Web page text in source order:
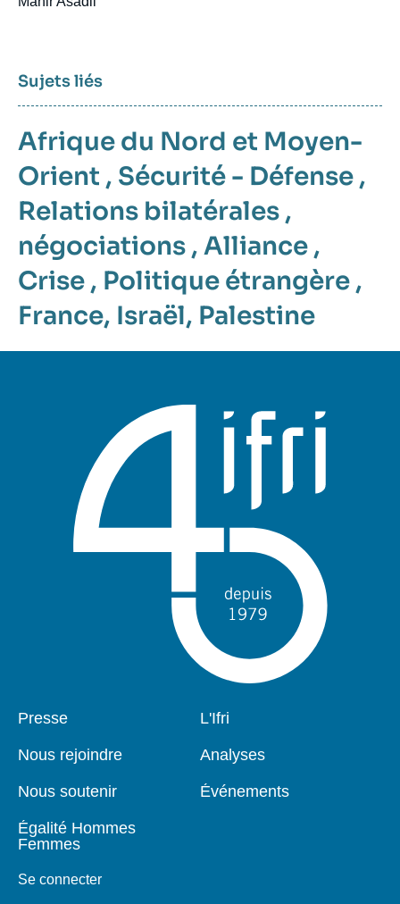
Sujets liés
Afrique du Nord et Moyen-
Orient , Sécurité - Défense ,
Relations bilatérales ,
négociations , Alliance ,
Crise , Politique étrangère ,
France, Israël, Palestine
Pied
Presse
Nous rejoindre
Nous soutenir
Égalité Hommes
Femmes
Se connecter
Navigation
L'Ifri
Analyses
Événements